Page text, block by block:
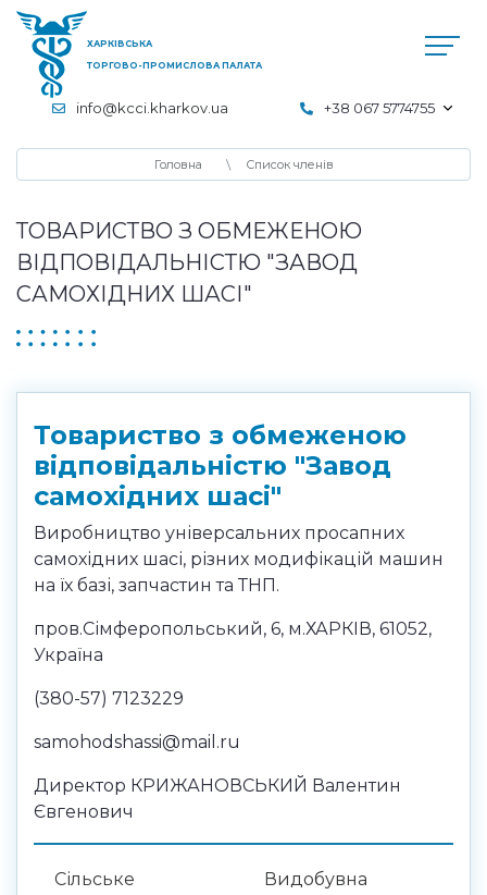
ХАРКІВСЬКА
ТОРГОВО-ПРОМИСЛОВА ПАЛАТА
info@kcci.kharkov.ua +38 067 5774755
Головна Список членів
ТОВАРИСТВО З ОБМЕЖЕНОЮ
ВІДПОВІДАЛЬНІСТЮ "ЗАВОД
САМОХІДНИХ ШАСІ"
Товариство з обмеженою
відповідальністю "Завод
самохідних шасі"
Виробництво універсальних просапних
самохідних шасі, різних модифікацій машин
на їх базі, запчастин та ТНП.
пров.Сімферопольський, 6, м.ХАРКІВ, 61052,
Україна
(380-57) 7123229
samohodshassi@mail.ru
Директор КРИЖАНОВСЬКИЙ Валентин
Євгенович
Сільське
Видобувна